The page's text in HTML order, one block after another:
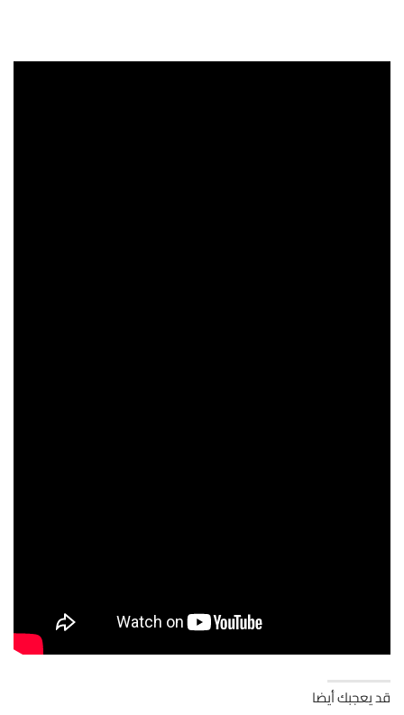
قد يعجبك أيضا